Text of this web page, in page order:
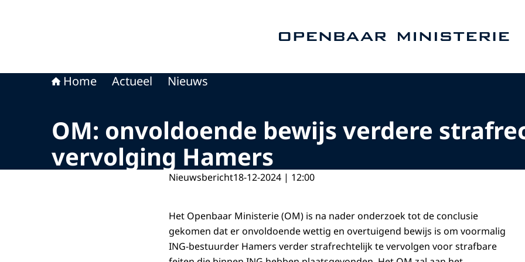
Home Actueel Nieuws
OM: onvoldoende bewijs verdere
vervolging Hamers
Nieuwsbericht18-12-2024 | 12:00
Het Openbaar Ministerie (OM) is na nader onderzoek tot de conclusie
gekomen dat er onvoldoende wettig en overtuigend bewijs is om voormalig
ING-bestuurder Hamers verder strafrechtelijk te vervolgen voor strafbare